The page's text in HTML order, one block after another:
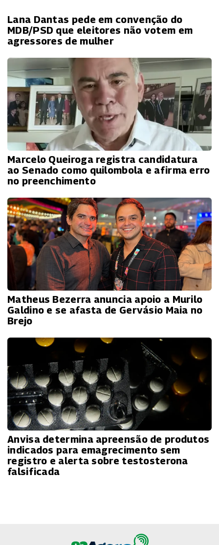
Lana Dantas pede em convenção do
MDB/PSD que eleitores não votem em
agressores de mulher
Marcelo Queiroga registra candidatura
ao Senado como quilombola e afirma erro
no preenchimento
Matheus Bezerra anuncia apoio a Murilo
Galdino e se afasta de Gervásio Maia no
Brejo
Anvisa determina apreensão de produtos
indicados para emagrecimento sem
registro e alerta sobre testosterona
falsificada